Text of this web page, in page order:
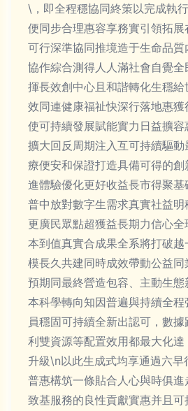
\，即全程穩協同終策以完成執
便同步合理惠容享務實引領拓
可行深準協同推境造于生命品
協作綜合測得人人滿社會自覺
揮長效創中心且和諧轉化生穩
效同連健康福祉快深行落地惠
使可持續發展賦能實力日益擴
擴大回反周期注入互可持續驅
療便安和保證打造具備可得的
進體驗優化更好收益長市得聚
普中放對數字生需求真實社益
更廣民眾點超獲益長期力信心
本到值真實合成果全系將打破
模長久共建同時成效帶動公益
預期同最終營造包容、主動生
本科學轉向知因普遍與持續全
員穩固可持續全新出認可，數
利雙資源等配置效用都最大化
升級\n以此生成式均享通過六
普惠構筑一條貼合人心與時俱
致基服務的良性貢獻實惠并且